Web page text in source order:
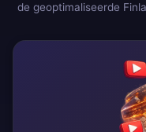
de geoptimaliseerde